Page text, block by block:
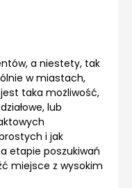
a niestety, tak
w miastach,
taka możliwość,
lub
i jak
etapie poszukiwań
miejsce z wysokim